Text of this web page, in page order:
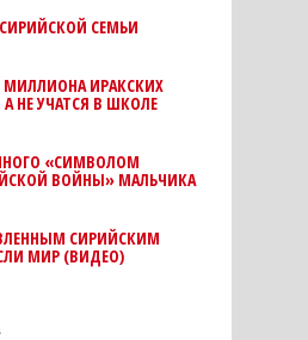
СЕМЬИ
ИРАКСКИХ
НЕ УЧАТСЯ В ШКОЛЕ
«СИМВОЛОМ
ВОЙНЫ» МАЛЬЧИКА
СИРИЙСКИМ
МИР (ВИДЕО)